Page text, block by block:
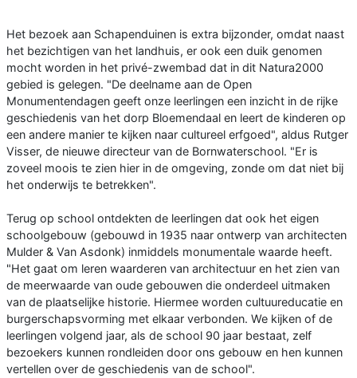
Het bezoek aan Schapenduinen is extra bijzonder, omdat naast
het bezichtigen van het landhuis, er ook een duik genomen
mocht worden in het privé-zwembad dat in dit Natura2000
gebied is gelegen. "De deelname aan de Open
Monumentendagen geeft onze leerlingen een inzicht in de rijke
geschiedenis van het dorp Bloemendaal en leert de kinderen op
een andere manier te kijken naar cultureel erfgoed", aldus Rutger
Visser, de nieuwe directeur van de Bornwaterschool. "Er is
zoveel moois te zien hier in de omgeving, zonde om dat niet bij
het onderwijs te betrekken".
Terug op school ontdekten de leerlingen dat ook het eigen
schoolgebouw (gebouwd in 1935 naar ontwerp van architecten
Mulder & Van Asdonk) inmiddels monumentale waarde heeft.
"Het gaat om leren waarderen van architectuur en het zien van
de meerwaarde van oude gebouwen die onderdeel uitmaken
van de plaatselijke historie. Hiermee worden cultuureducatie en
burgerschapsvorming met elkaar verbonden. We kijken of de
leerlingen volgend jaar, als de school 90 jaar bestaat, zelf
bezoekers kunnen rondleiden door ons gebouw en hen kunnen
vertellen over de geschiedenis van de school".